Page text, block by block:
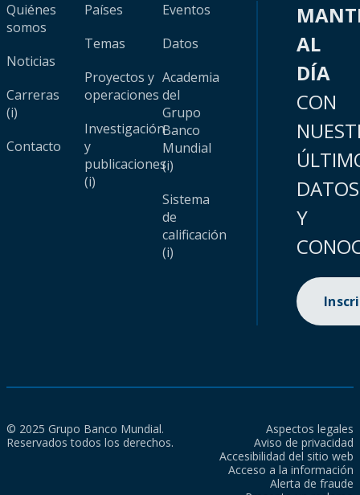
Quiénes
somos
Noticias
Carreras
(i)
Contacto
Países
Temas
Proyectos y
operaciones
Investigación
y
publicaciones
(i)
Eventos
Datos
Academia
del
Grupo
Banco
Mundial
(i)
Sistema
de
calificación
(i)
AL
DÍA
CON
DATOS
Y
© 2025 Grupo Banco Mundial.
Reservados todos los derechos.
Aspectos legales
Aviso de privacidad
Accesibilidad del sitio web
Acceso a la información
Alerta de fraude